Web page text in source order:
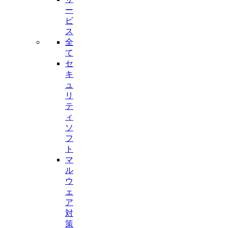
ー
ビ
ス
全
て
セ
キ
ュ
リ
テ
ィ
ソ
フ
ト
マ
ル
ウ
ェ
ア
対
策